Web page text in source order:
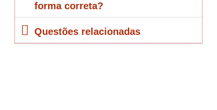
forma correta?
Questões relacionadas